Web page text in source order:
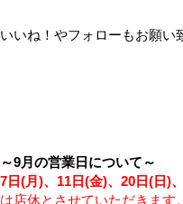
いいね！やフォローもお願
～9月の営業日について～
7日(月)、11日(金)、20日(日)
は店休とさせていただきます。